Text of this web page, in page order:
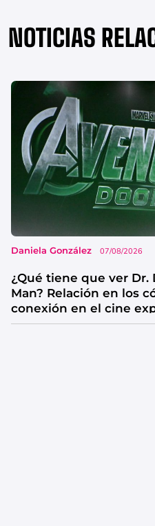
NOTICIAS
Daniela González 07/08/2026
¿Qué tiene que ver Dr.
Man? Relación en los
conexión en el cine